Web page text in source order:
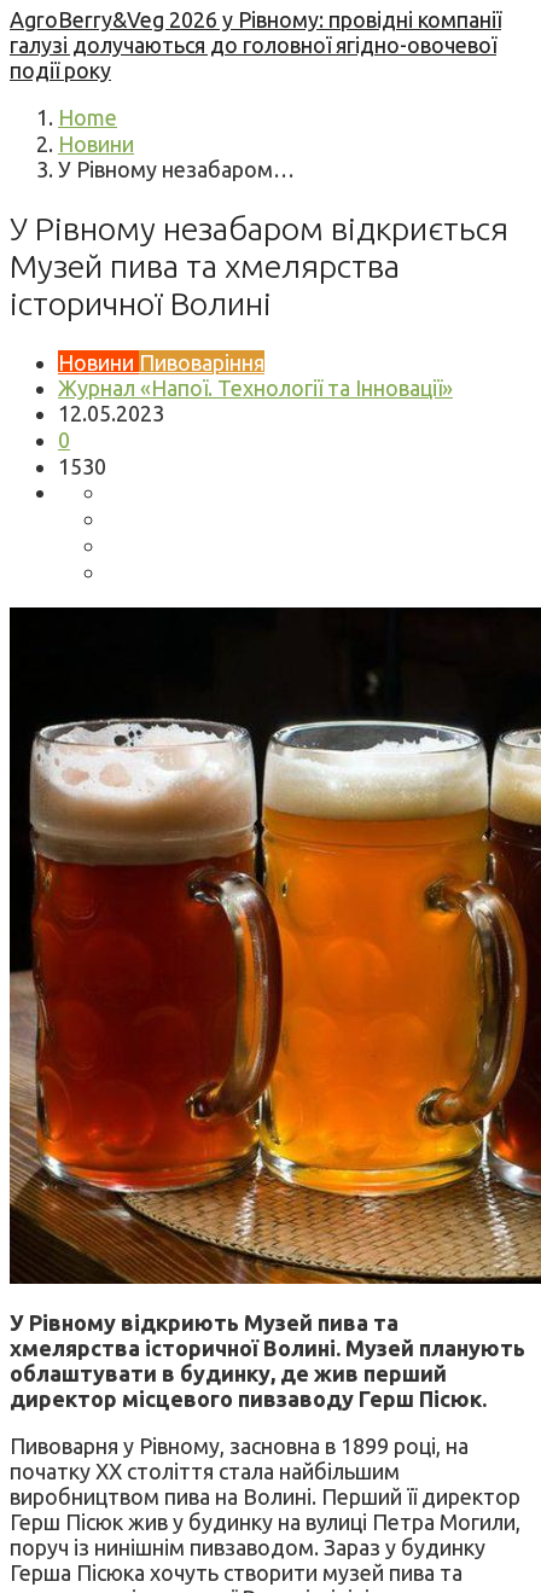
AgroBerry&Veg 2026 у Рівному: провідні компанії
галузі долучаються до головної ягідно-овочевої
події року
Home
Новини
У Рівному незабаром…
У Рівному незабаром відкриється
Музей пива та хмелярства
історичної Волині
Новини Пивоваріння
Журнал «Напої. Технології та Інновації»
12.05.2023
0
1530
У Рівному відкриють Музей пива та
хмелярства історичної Волині. Музей планують
облаштувати в будинку, де жив перший
директор місцевого пивзаводу Герш Пісюк.
Пивоварня у Рівному, засновна в 1899 році, на
початку ХХ століття стала найбільшим
виробництвом пива на Волині. Перший її директор
Герш Пісюк жив у будинку на вулиці Петра Могили,
поруч із нинішнім пивзаводом. Зараз у будинку
Герша Пісюка хочуть створити музей пива та